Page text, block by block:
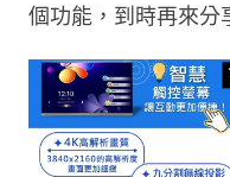
個功能，到時再來分